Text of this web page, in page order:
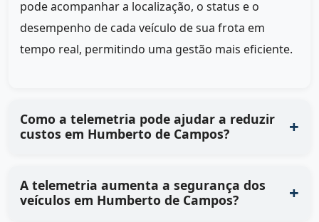
pode acompanhar a localização, o status e o
desempenho de cada veículo de sua frota em
tempo real, permitindo uma gestão mais eficiente.
Como a telemetria pode ajudar a reduzir
custos em Humberto de Campos?
A telemetria aumenta a segurança dos
veículos em Humberto de Campos?